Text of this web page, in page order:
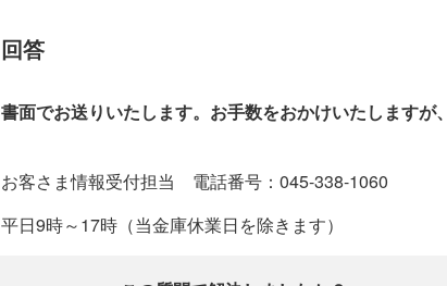
回答
書面でお送りいたします。お手数をおかけいたしますが
お客さま情報受付担当 電話番号：045-338-1060
平日9時～17時（当金庫休業日を除きます）